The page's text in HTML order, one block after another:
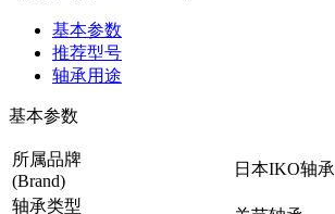
基本参数
推荐型号
轴承用途
基本参数
所属品牌
(Brand)
日本IKO轴承
轴承类型